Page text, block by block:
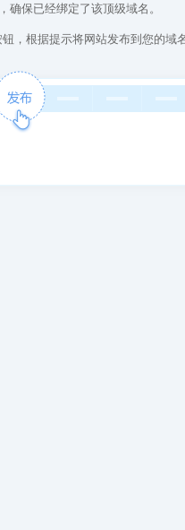
确保已经绑定了该顶级域名。
，根据提示将网站发布到您的域